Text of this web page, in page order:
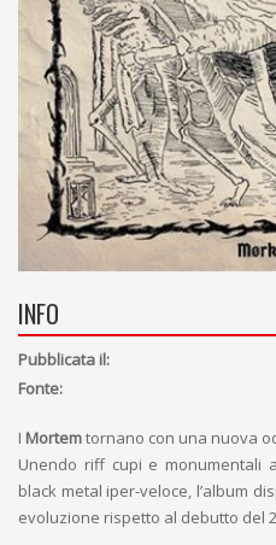
INFO
Pubblicata il:
Fonte:
I Mortemtornano con una nuova
Unendo riff cupi e monumentali
black metal iper-veloce, l’album
evoluzione rispetto al debutto del